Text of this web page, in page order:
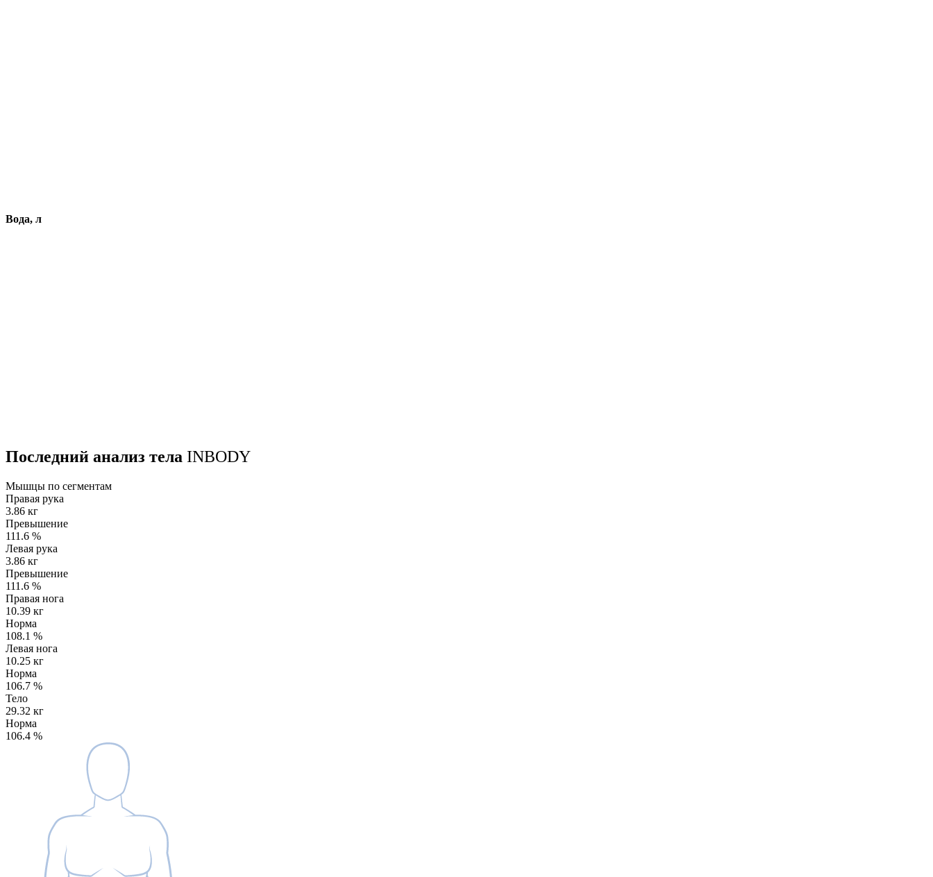
Вода, л
Последний анализ тела INBODY
Мышцы по сегментам
Правая рука
3.86 кг
Превышение
111.6 %
Левая рука
3.86 кг
Превышение
111.6 %
Правая нога
10.39 кг
Норма
108.1 %
Левая нога
10.25 кг
Норма
106.7 %
Тело
29.32 кг
Норма
106.4 %